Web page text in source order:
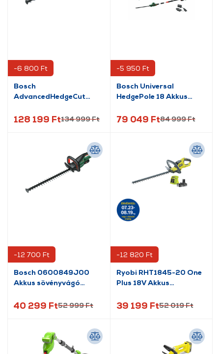
-6 800 Ft
Bosch
AdvancedHedgeCut
sövénynyíró
128 199 Ft134 999 Ft
-5 950 Ft
Bosch Universal
HedgePole 18 Akkus
(06008B3000)
79 049 Ft84 999 Ft
-12 700 Ft
Bosch 0600849J00
Akkus sövényvágó
18V-55
40 299 Ft52 999 Ft
-12 820 Ft
Ryobi RHT1845-20 One
Plus 18V Akkus
39 199 Ft52 019 Ft